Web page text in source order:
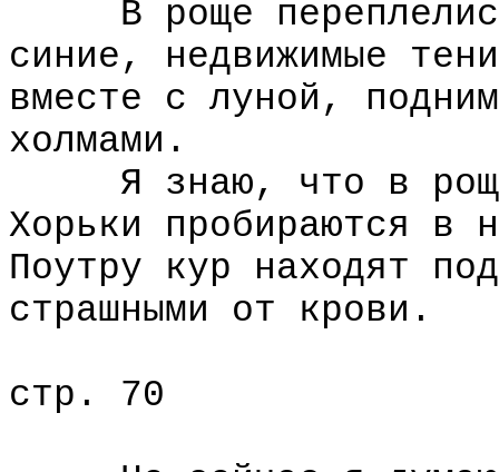
В роще переплелись
синие, недвижимые
вместе с луной,
холмами.
Я знаю, что в роще
Хорьки пробираются в
Поутру кур находят
страшными от крови.
стр. 70